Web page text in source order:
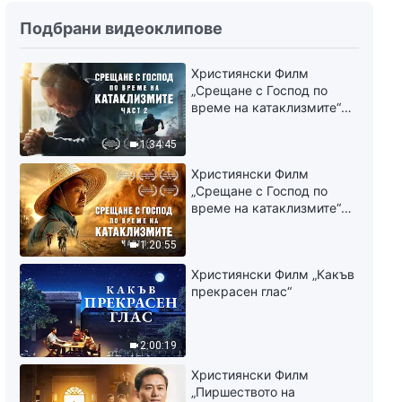
16:55
Ежедневни Божии слова:
Познаване на Божието дело |
12:04
Ежедневни Божии слова:
Познаване на Божието дело |
Откъс 163
4:03
Ежедневни Божии слова:
Познаване на Божието дело |
Откъс 164
13:49
Ежедневни Божии слова:
Познаване на Божието дело |
Откъс 165
Подбрани видеоклипове
1:34:45
Християнски Филм
„Срещане с Господ по
време на катаклизмите“
1:20:55
Християнски Филм
„Срещане с Господ по
време на катаклизмите“
2:00:19
Християнски Филм „Какъв
прекрасен глас“
Християнски Филм
„Пиршеството на